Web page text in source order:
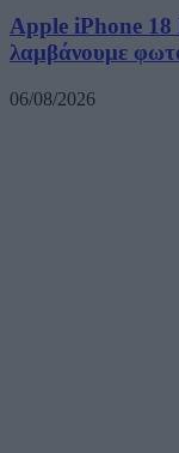
Apple iPhone 18
λαμβάνουμε
06/08/2026